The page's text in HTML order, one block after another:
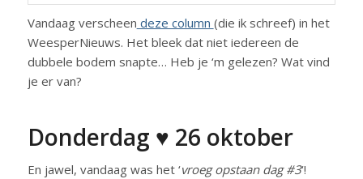
Vandaag verscheen deze column (die ik schreef) in het
WeesperNieuws. Het bleek dat niet iedereen de
dubbele bodem snapte… Heb je ‘m gelezen? Wat vind
je er van?
Donderdag ♥ 26 oktober
En jawel, vandaag was het ‘vroeg opstaan dag #3‘!